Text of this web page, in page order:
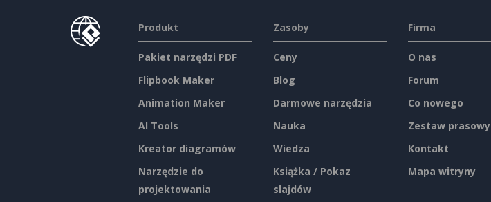
Produkt
Pakiet narzędzi PDF
Flipbook Maker
Animation Maker
AI Tools
Kreator diagramów
Narzędzie do
projektowania
Zasoby
Ceny
Blog
Darmowe narzędzia
Nauka
Wiedza
Książka / Pokaz
slajdów
Firma
O nas
Forum
Co nowego
Zestaw prasowy
Kontakt
Mapa witryny